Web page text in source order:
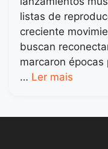
listas de
creciente
buscan
marcaron
… Ler mais